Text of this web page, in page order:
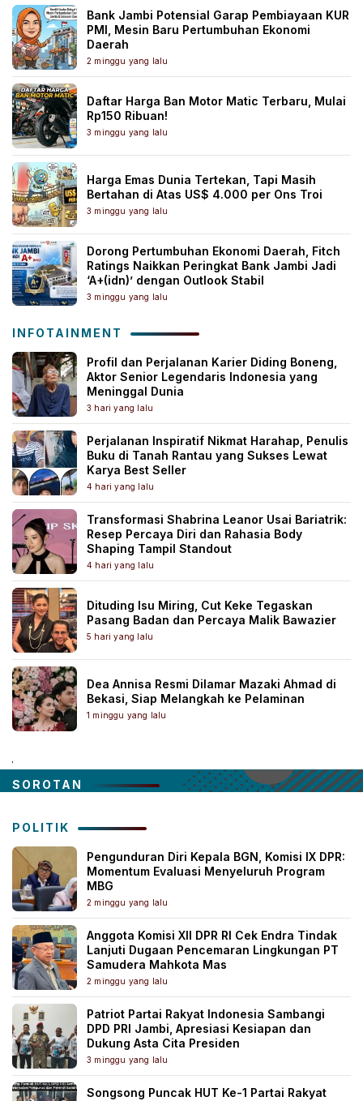
Bank Jambi Potensial Garap Pembiayaan KUR
PMI, Mesin Baru Pertumbuhan Ekonomi
Daerah
2 minggu yang lalu
Daftar Harga Ban Motor Matic Terbaru, Mulai
Rp150 Ribuan!
3 minggu yang lalu
Harga Emas Dunia Tertekan, Tapi Masih
Bertahan di Atas US$ 4.000 per Ons Troi
3 minggu yang lalu
Dorong Pertumbuhan Ekonomi Daerah, Fitch
Ratings Naikkan Peringkat Bank Jambi Jadi
‘A+(idn)’ dengan Outlook Stabil
3 minggu yang lalu
INFOTAINMENT
Profil dan Perjalanan Karier Diding Boneng,
Aktor Senior Legendaris Indonesia yang
Meninggal Dunia
3 hari yang lalu
Perjalanan Inspiratif Nikmat Harahap, Penulis
Buku di Tanah Rantau yang Sukses Lewat
Karya Best Seller
4 hari yang lalu
Transformasi Shabrina Leanor Usai Bariatrik:
Resep Percaya Diri dan Rahasia Body
Shaping Tampil Standout
4 hari yang lalu
Dituding Isu Miring, Cut Keke Tegaskan
Pasang Badan dan Percaya Malik Bawazier
5 hari yang lalu
Dea Annisa Resmi Dilamar Mazaki Ahmad di
Bekasi, Siap Melangkah ke Pelaminan
1 minggu yang lalu
.
SOROTAN
POLITIK
Pengunduran Diri Kepala BGN, Komisi IX DPR:
Momentum Evaluasi Menyeluruh Program
MBG
2 minggu yang lalu
Anggota Komisi XII DPR RI Cek Endra Tindak
Lanjuti Dugaan Pencemaran Lingkungan PT
Samudera Mahkota Mas
2 minggu yang lalu
Patriot Partai Rakyat Indonesia Sambangi
DPD PRI Jambi, Apresiasi Kesiapan dan
Dukung Asta Cita Presiden
3 minggu yang lalu
Songsong Puncak HUT Ke-1 Partai Rakyat